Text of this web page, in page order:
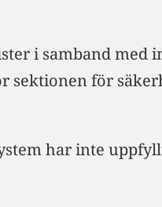
i samband med
sektionen för
har inte